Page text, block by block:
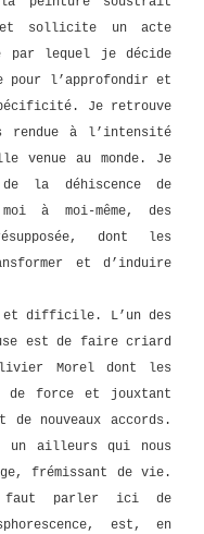
sollicite un acte
par lequel je décide
pour l’approfondir et
Je retrouve
à l’intensité
venue au monde. Je
la déhiscence de
à moi-même, des
dont les
et d’induire
et difficile. L’un des
est de faire criard
Morel dont les
de force et jouxtant
nouveaux accords.
un ailleurs qui nous
frémissant de vie.
faut parler ici de
est, en